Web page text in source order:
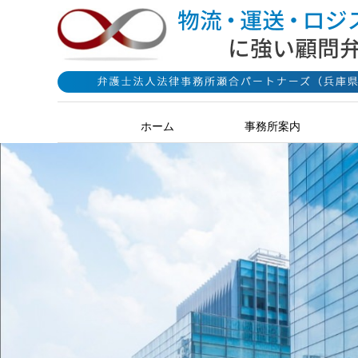
ホーム 事務所案内